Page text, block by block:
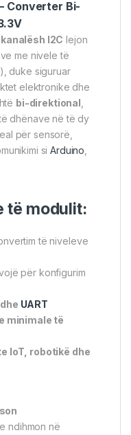
Converter Bi-
I2C lejon
me nivele të
duke siguruar
elektronike dhe
bi-direktional
dhënave në të dy
për sensorë,
siArduino
të modulit:
të niveleve
për konfigurim
dhe UART
minimale të
IoT, robotikë dhe
ndihmon në